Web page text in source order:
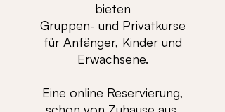
bieten
Gruppen- und Privatkurse
für Anfänger, Kinder und
Erwachsene.
Eine online Reservierung,